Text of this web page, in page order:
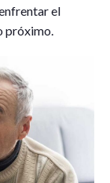
el
próximo.